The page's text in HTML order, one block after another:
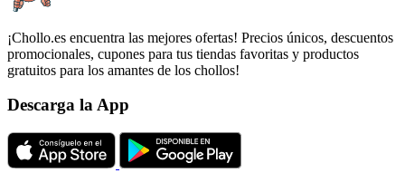
¡Chollo.es encuentra las mejores ofertas! Precios únicos, descuentos
promocionales, cupones para tus tiendas favoritas y productos
gratuitos para los amantes de los chollos!
Descarga la App